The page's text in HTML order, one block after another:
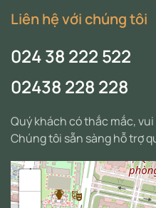
Liên hệ với chúng tôi
024 38 222 522
02438 228 228
Quý khách có thắc mắc,
Chúng tôi sẵn sàng hỗ trợ